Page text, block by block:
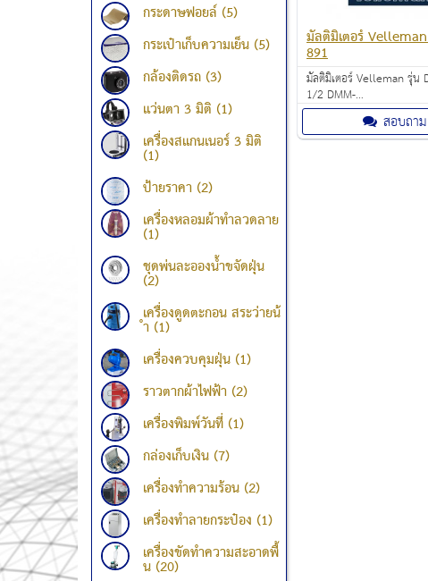
กระดาษฟอยล์ (5)
กระเป๋าเก็บความเย็น (5)
กล้องติดรถ (3)
แว่นตา 3 มิติ (1)
เครื่องสแกนเนอร์ 3 มิติ
(1)
ป้ายราคา (2)
เครื่องหลอมผ้าทำลวดลาย
(1)
ชุดพ่นละอองน้ำขจัดฝุ่น
(2)
เครื่องดูดตะกอน สระว่ายน้
ำ (1)
เครื่องควบคุมฝุ่น (1)
ราวตากผ้าไฟฟ้า (2)
เครื่องพิมพ์วันที่ (1)
กล่องเก็บเงิน (7)
เครื่องทำความร้อน (2)
เครื่องทำลายกระป๋อง (1)
เครื่องขัดทำความสะอาดพื้
น (20)
มัลติมิเตอร์
891
มัลติมิเตอร์ Velleman รุ่น
1/2 DMM-
30RANGES/10A/
ACITANCE/FREQUENCY ราคา :
1,200.00 บาท
สอบถาม